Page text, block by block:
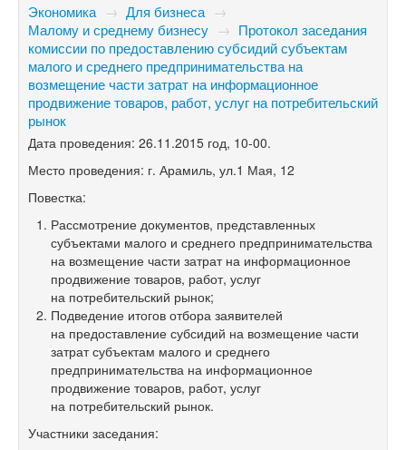
Экономика → Для бизнеса →
Малому и среднему бизнесу → Протокол заседания
комиссии по предоставлению субсидий субъектам
малого и среднего предпринимательства на
возмещение части затрат на информационное
продвижение товаров, работ, услуг на потребительский
рынок
Дата проведения: 26.11.2015 год, 10-00.
Место проведения: г. Арамиль, ул.1 Мая, 12
Повестка:
Рассмотрение документов, представленных
субъектами малого и среднего предпринимательства
на возмещение части затрат на информационное
продвижение товаров, работ, услуг
на потребительский рынок;
Подведение итогов отбора заявителей
на предоставление субсидий на возмещение части
затрат субъектам малого и среднего
предпринимательства на информационное
продвижение товаров, работ, услуг
на потребительский рынок.
Участники заседания: